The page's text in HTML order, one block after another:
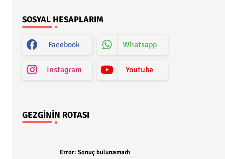
SOSYAL HESAPLARIM
Facebook Whatsapp
Instagram Youtube
GEZGININ ROTASI
Error: Sonuç bulunamadı